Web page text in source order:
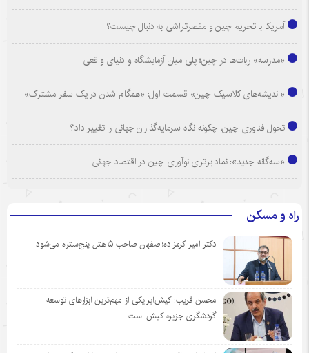
آمریکا با تحریم چین و مقصرتراشی به دنبال چیست؟
«مدرسه» ربات‌ها در چین؛ پلی میان آزمایشگاه و دنیای واقعی
«اندیشه‌های کلاسیک چین» قسمت اول: «همگام شدن در یک سفر مشترک»
تحول فناوری چین، چکونه نگاه سرمایه‌گذاران جهانی را تغییر داد؟
«سه‌گانه جدید»؛ نماد برتری نوآوری چین در اقتصاد جهانی
راه و مسکن
دکتر امیر کرمزاده؛اصفهان صاحب ۵ هتل پنج‌ستاره می‌شود
محسن قریب: کیش‌ایر یکی از مهم‌ترین ابزارهای توسعه
گردشگری جزیره کیش است